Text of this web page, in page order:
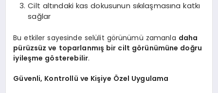
Cilt altındaki kas dokusunun sıkılaşmasına katkı
sağlar
Bu etkiler sayesinde selülit görünümü zamanla daha
pürüzsüz ve toparlanmış bir cilt görünümüne doğru
iyileşme gösterebilir.
Güvenli, Kontrollü ve Kişiye Özel Uygulama